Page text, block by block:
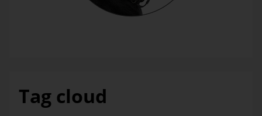
Tag cloud